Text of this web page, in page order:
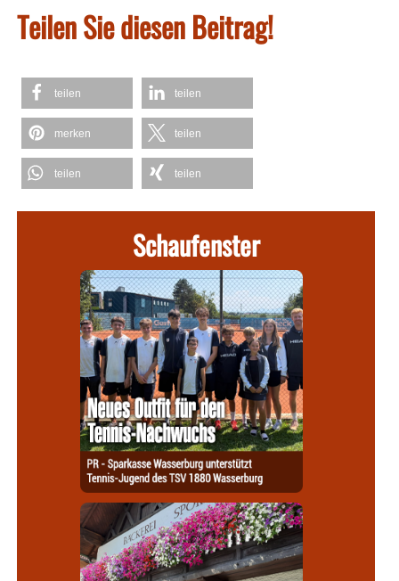
Teilen Sie diesen Beitrag!
teilen teilen
merken teilen
teilen teilen
Schaufenster